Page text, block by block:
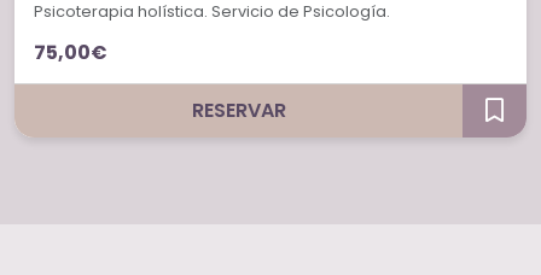
Psicoterapia holística. Servicio de Psicología.
75,00€
RESERVAR